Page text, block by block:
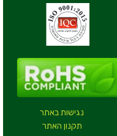
נגישות באתר
תקנון האתר